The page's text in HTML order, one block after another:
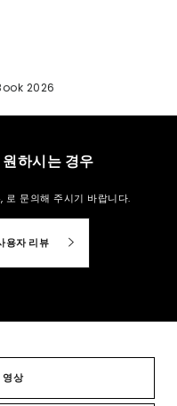
2026
하시는 경우
로 문의해 주시기 바랍니다.
용자 리뷰
영상